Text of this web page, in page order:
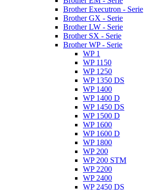
Brother Executron - Serie
Brother GX - Serie
Brother LW - Serie
Brother SX - Serie
Brother WP - Serie
WP 1
WP 1150
WP 1250
WP 1350 DS
WP 1400
WP 1400 D
WP 1450 DS
WP 1500 D
WP 1600
WP 1600 D
WP 1800
WP 200
WP 200 STM
WP 2200
WP 2400
WP 2450 DS